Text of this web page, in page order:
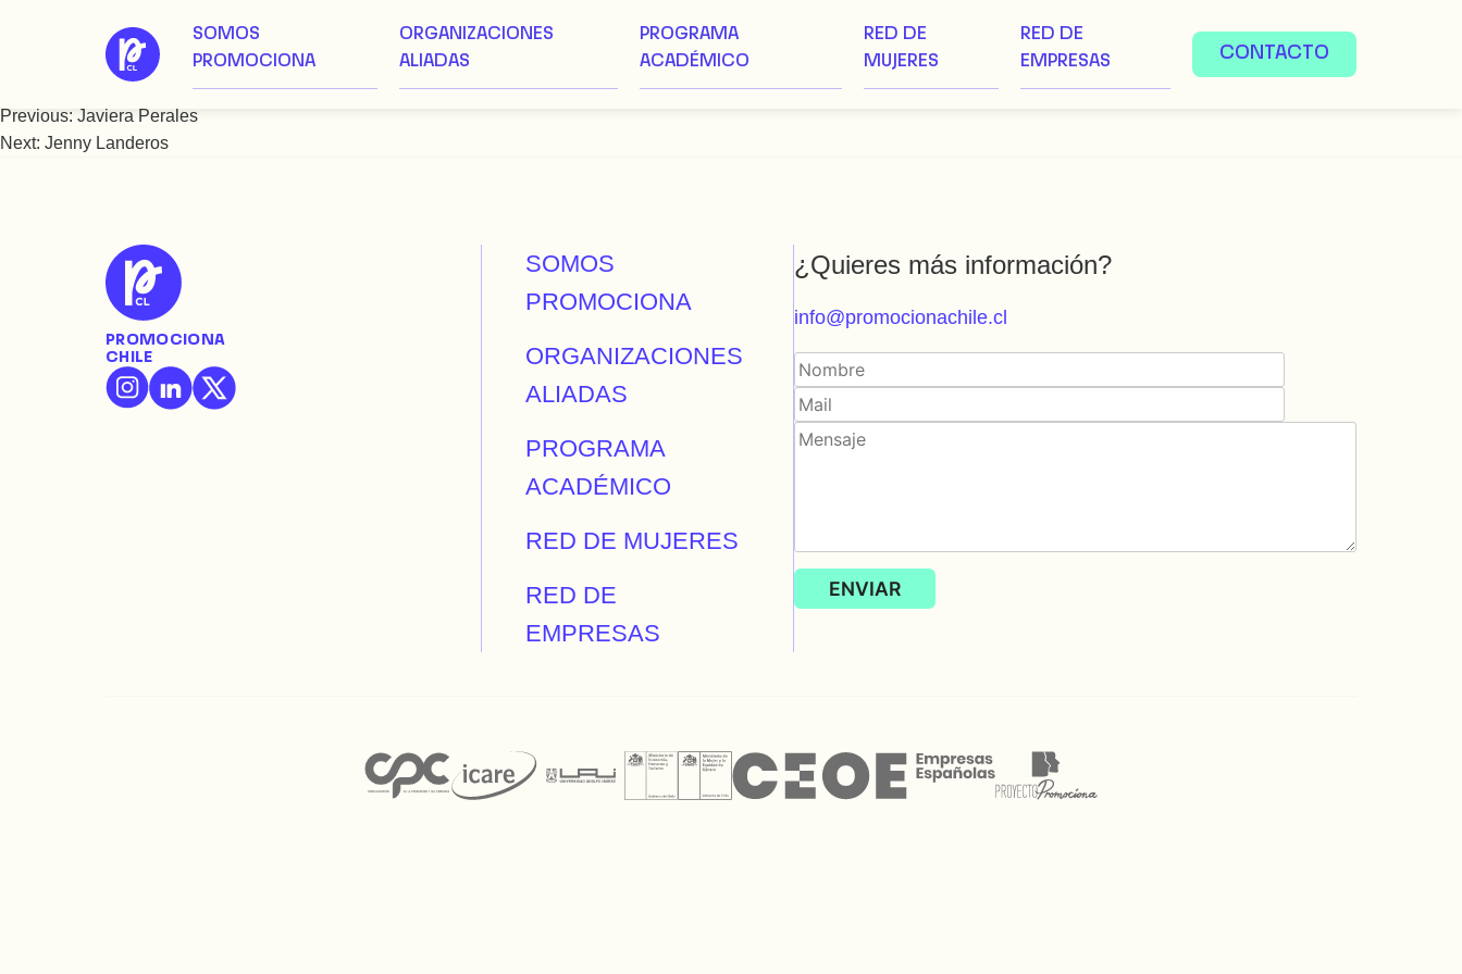
SOMOS
PROMOCIONA
ORGANIZACIONES
ALIADAS
PROGRAMA
ACADÉMICO
RED DE
MUJERES
RED DE
EMPRESAS
CONTACTO
Jazmín Jorquera
Navegación
Previous: Javiera Perales
Next: Jenny Landeros
PROMOCIONA
CHILE
SOMOS
PROMOCIONA
ORGANIZACIONES
ALIADAS
PROGRAMA
ACADÉMICO
RED DE MUJERES
RED DE
EMPRESAS
¿Quieres más información?
info@promocionachile.cl